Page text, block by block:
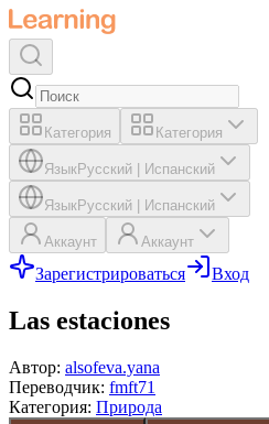
Категория Категория
ЯзыкРусский Испанский
ЯзыкРусский Испанский
Аккаунт Аккаунт
Зарегистрироваться Вход
Las estaciones
Автор: alsofeva.yana
Переводчик: fmft71
Категория: Природа